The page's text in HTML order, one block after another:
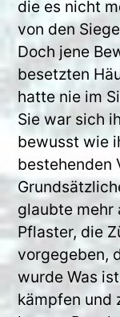
die es nicht
von den
Doch jene
besetzten
hatte nie im
Sie war sich
bewusst wie
bestehenden
glaubte mehr
Pflaster, die
vorgegeben,
wurde Was
kämpfen und